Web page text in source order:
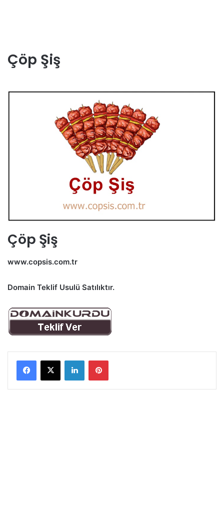
Çöp Şiş
Çöp Şiş
www.copsis.com.tr
Domain Teklif Usulü Satılıktır.
LinkedInPinterest